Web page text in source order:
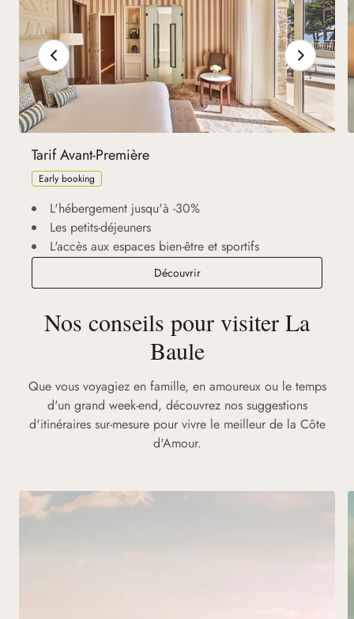
Tarif Avant-Première
Early booking
L'hébergement jusqu'à -30%
Les petits-déjeuners
L'accès aux espaces bien-être et sportifs
DécouvrirTarif Avant-Première
Nos conseils pour visiter La
Baule
Que vous voyagiez en famille, en amoureux ou le temps
d'un grand week-end, découvrez nos suggestions
d'itinéraires sur-mesure pour vivre le meilleur de la Côte
d'Amour.